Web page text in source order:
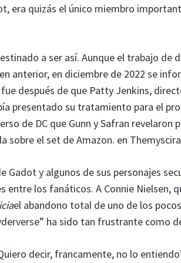
era quizás el único miembro
a ser así. Aunque el trabajo de
anterior, en diciembre de 2022 se
después de que Patty Jenkins,
presentado su tratamiento para el
de DC que Gunn y Safran
sobre el set de Amazon. en
Gadot y algunos de sus personajes
entre los fanáticos. A Connie Nielsen,
el abandono total de uno de los
ha sido tan frustrante como
decir, francamente, no lo